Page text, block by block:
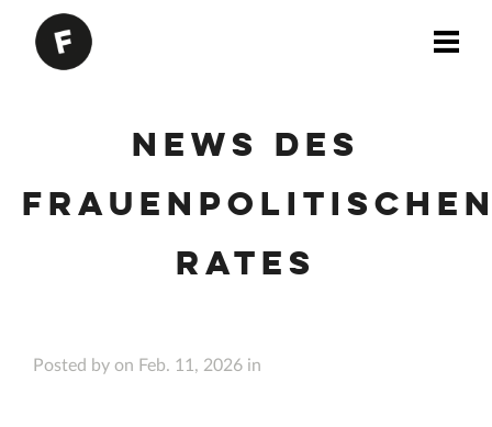
News des
Rates
Posted by on Feb. 11, 2026 in